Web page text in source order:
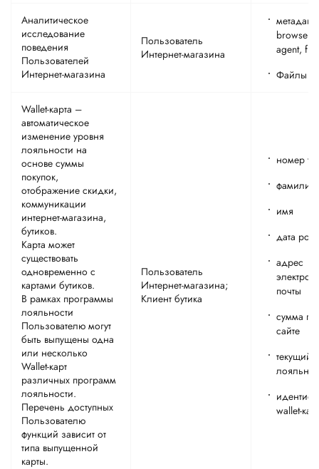
Аналитическое
исследование
поведения
Пользователей
Интернет-магазина
Пользователь
Интернет-магазина
browser
agent,
Файлы
Wallet-карта –
автоматическое
изменение уровня
лояльности на
основе суммы
покупок,
отображение скидки,
коммуникации
интернет-магазина,
бутиков.
Карта может
существовать
одновременно с
картами бутиков.
В рамках программы
лояльности
Пользователю могут
быть выпущены одна
или несколько
Wallet-карт
различных программ
лояльности.
Перечень доступных
Пользователю
функций зависит от
типа выпущенной
карты.
Пользователь
Интернет-магазина;
Клиент бутика
номер
фамилия
имя
дата
адрес
почты
сумма
сайте
текущий
wallet-